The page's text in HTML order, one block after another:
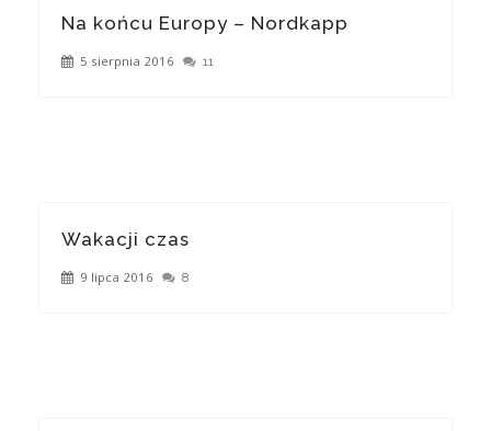
Na końcu Europy – Nordkapp
5 sierpnia 2016 11
Wakacji czas
9 lipca 2016 8